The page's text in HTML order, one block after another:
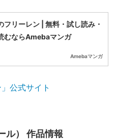
フリーレン | 無料・試し読み・
むならAmebaマンガ
Amebaマンガ
公式サイト
ル） 作品情報